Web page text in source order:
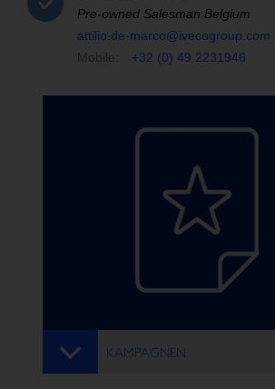
Pre-owned Salesman Belgium
attilio.de-marco@ivecogroup.com
Mobile:
+32 (0) 49 2231946
KAMPAGNEN